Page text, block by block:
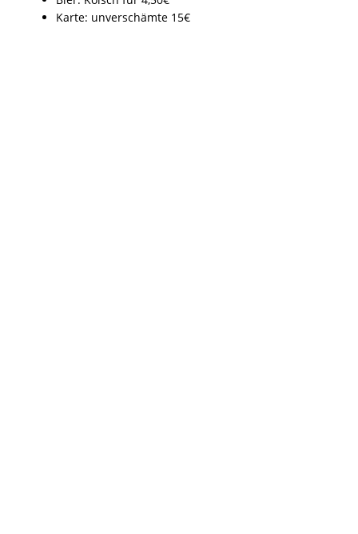
Karte: unverschämte 15€